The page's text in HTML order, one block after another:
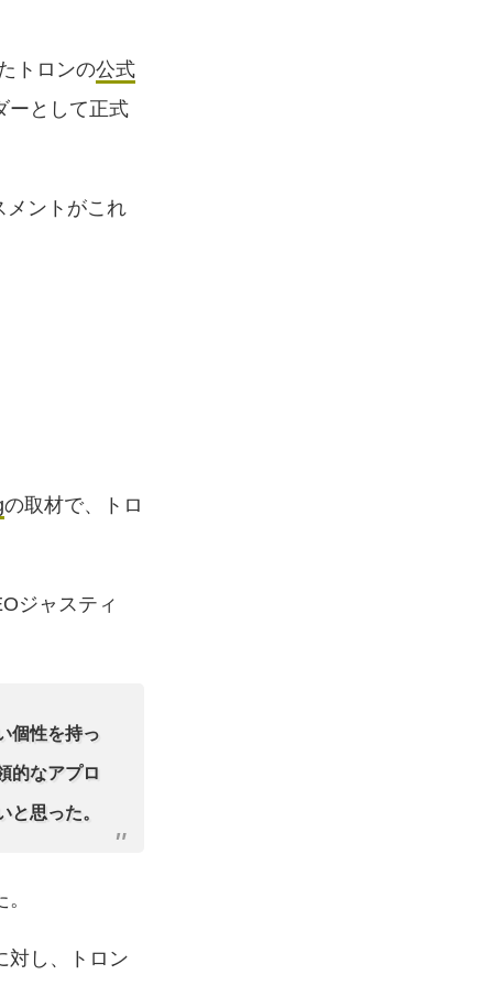
トロンの公式
ーとして正式
メントがこれ
の取材で、トロ
ジャスティ
個性を持っ
的なアプロ
思った。
対し、トロン